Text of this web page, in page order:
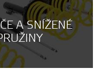
A SNÍŽENÉ